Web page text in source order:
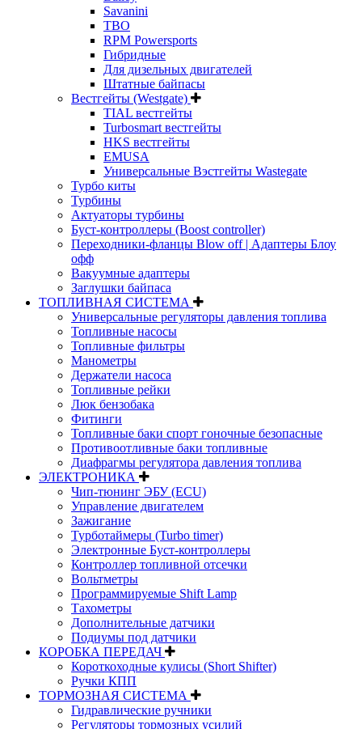
Savanini
TBO
RPM Powersports
Гибридные
Для дизельных двигателей
Штатные байпасы
Вестгейты (Westgate)
TIAL вестгейты
Turbosmart вестгейты
HKS вестгейты
EMUSA
Универсальные Вэстгейты Wastegate
Турбо киты
Турбины
Актуаторы турбины
Буст-контроллеры (Boost controller)
Переходники-фланцы Blow off | Адаптеры Блоу
офф
Вакуумные адаптеры
Заглушки байпаса
ТОПЛИВНАЯ СИСТЕМА
Универсальные регуляторы давления топлива
Топливные насосы
Топливные фильтры
Манометры
Держатели насоса
Топливные рейки
Люк бензобака
Фитинги
Топливные баки спорт гоночные безопасные
Противоотливные баки топливные
Диафрагмы регулятора давления топлива
ЭЛЕКТРОНИКА
Чип-тюнинг ЭБУ (ECU)
Управление двигателем
Зажигание
Турботаймеры (Turbo timer)
Электронные Буст-контроллеры
Контроллер топливной отсечки
Вольтметры
Программируемые Shift Lamp
Тахометры
Дополнительные датчики
Подиумы под датчики
КОРОБКА ПЕРЕДАЧ
Короткоходные кулисы (Short Shifter)
Ручки КПП
ТОРМОЗНАЯ СИСТЕМА
Гидравлические ручники
Регуляторы тормозных усилий